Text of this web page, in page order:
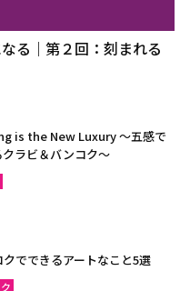
る｜第２回：刻まれる
is the New Luxury ～五感で
ラビ＆バンコク～
でできるアートなこと5選